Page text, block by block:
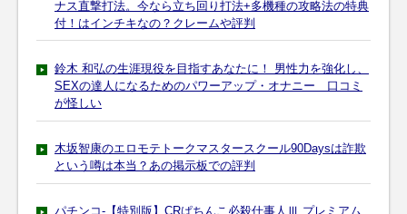
ナス直撃打法。今なら立ち回り打法+多機種の攻略法の特典
付！はインチキなの？クレームや評判
鈴木 和弘の生涯現役を目指すあなたに！ 男性力を強化し、
SEXの達人になるためのパワーアップ・オナニー 口コミ
が怪しい
木坂智康のエロモテトークマスタースクール90Daysは詐欺
という噂は本当？あの掲示板での評判
パチンコ-【特別版】CRぱちんこ必殺仕事人Ⅲ プレミアム